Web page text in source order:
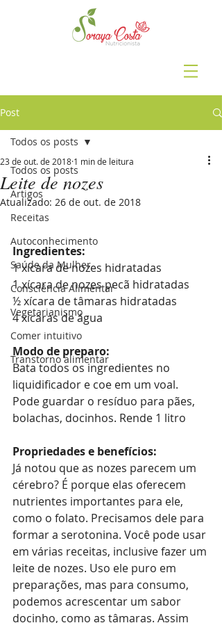
Post
Todos os posts
Artigos
Receitas
Autoconhecimento
Saúde da Mulher
Consciência Alimentar
Vegetarianismo
Comer intuitivo
Transtorno alimentar
Todos os posts
Leite de nozes
23 de out. de 2018 1 min de leitura
Atualizado: 26 de out. de 2018
Ingredientes:
1 xícara de nozes hidratadas
1 xícara de nozes pecã hidratadas
½ xícara de tâmaras hidratadas
4 xicaras de água
Modo de preparo:
Bata todos os ingredientes no
liquidificador e coe em um voal.
Pode guardar o resíduo para pães,
bolachas, docinhos. Rende 1 litro
Propriedades e benefícios:
Já notou que as nozes parecem um
cérebro? É porque elas oferecem
nutrientes importantes para ele,
como o folato. Precisamos dele para
formar a serotonina. Você pode usar
em várias receitas, inclusive fazer um
leite de nozes. Uso ele puro em
preparações, mas para consumo,
podemos acrescentar um sabor
docinho, como as tâmaras. Assim